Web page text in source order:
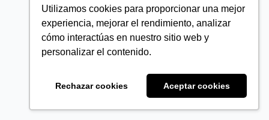
Utilizamos cookies para proporcionar una mejor
experiencia, mejorar el rendimiento, analizar
cómo interactúas en nuestro sitio web y
personalizar el contenido.
Rechazar cookies Aceptar cookies